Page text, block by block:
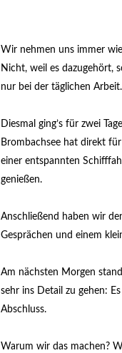
Wir nehmen uns immer
Nicht, weil es dazugehört,
nur bei der täglichen Arbeit.
Diesmal ging’s für zwei
Brombachsee hat direkt
einer entspannten
genießen.
Anschließend haben wir
Gesprächen und einem
Am nächsten Morgen
sehr ins Detail zu gehen:
Abschluss.
Warum wir das machen?